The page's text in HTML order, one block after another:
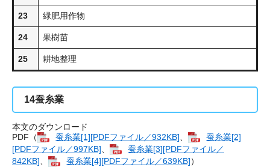
23 緑肥用作物
24 果樹苗
25 耕地整理
14蚕糸業
本文のダウンロード
PDF（
蚕糸業[1][PDFファイル／932KB]
蚕糸業[2]
[PDFファイル／997KB]
蚕糸業[3][PDFファイル／
842KB]
蚕糸業[4][PDFファイル／639KB]）